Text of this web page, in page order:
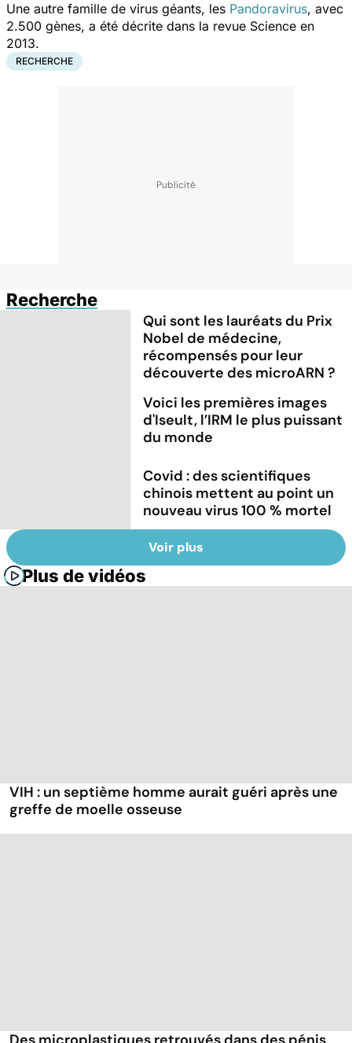
Une autre famille de virus géants, les Pandoravirus, avec
2.500 gènes, a été décrite dans la revue Science en
2013.
RECHERCHE
Recherche
Qui sont les lauréats du Prix
Nobel de médecine,
récompensés pour leur
découverte des microARN ?
Voici les premières images
d'Iseult, l’IRM le plus puissant
du monde
Covid : des scientifiques
chinois mettent au point un
nouveau virus 100 % mortel
Voir plus
Plus de vidéos
VIH : un septième homme aurait guéri après une
greffe de moelle osseuse